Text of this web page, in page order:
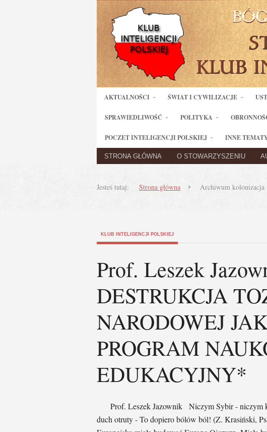
AKTUALNOŚCI ŚWIAT I CYWILIZACJE
SPRAWIEDLIWOŚĆ POLITYKA
POCZET INTELIGENCJI POLSKIEJ INNE
STRONA GŁÓWNA O STOWARZYSZENIU
Jesteś tutaj: Strona główna Archiwum kolonizacja
KLUB INTELIGENCJI POLSKIEJ
Prof. Leszek
DESTRUKCJA
NARODOWEJ
PROGRAM
EDUKACYJNY*
Prof. Leszek Jazownik Niczym Sybir - niczym
duch otruty - To dopiero bólów ból! (Z. Krasiński,